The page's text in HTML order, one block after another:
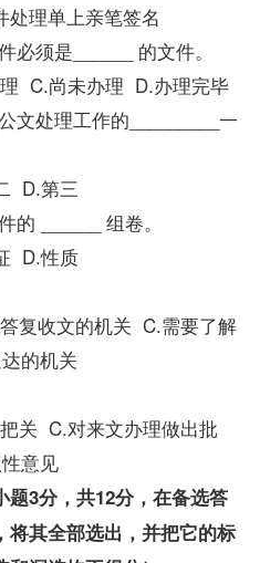
理单上亲笔签名
须是______ 的文件。
C.尚未办理 D.办理完毕
处理工作的_________一
D.第三
______ 组卷。
D.性质
收文的机关 C.需要了解
的机关
C.对来文办理做出批
意见
3分，共12分，在备选答
将其全部选出，并把它的标